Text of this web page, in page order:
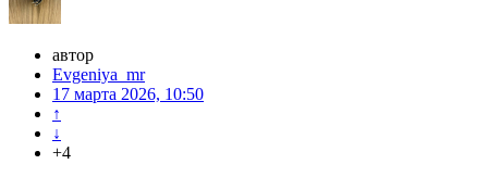
автор
Evgeniya_mr
17 марта 2026, 10:50
↑
↓
+4